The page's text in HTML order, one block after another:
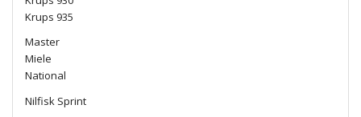
Krups 935
Master
Miele
National
Nilfisk Sprint